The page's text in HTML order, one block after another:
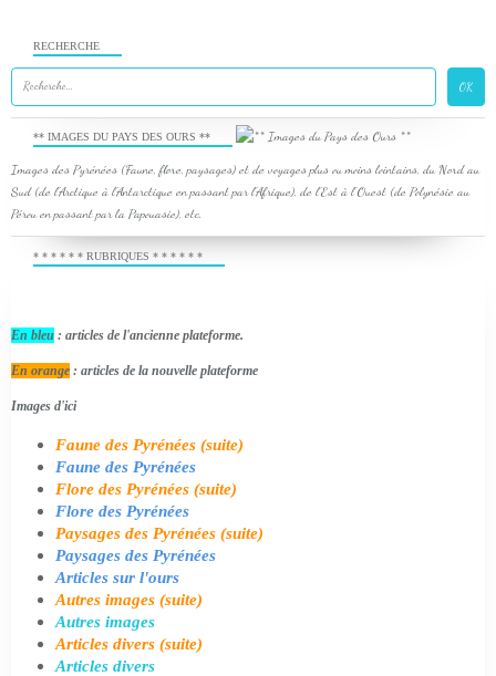
RECHERCHE
** IMAGES DU PAYS DES OURS **
Images des Pyrénées (Faune, flore, paysages) et de voyages plus ou moins lointains, du Nord au
Sud (de l'Arctique à l'Antarctique en passant par l'Afrique), de l'Est à l'Ouest (de Polynésie au
Pérou en passant par la Papouasie), etc.
* * * * * * RUBRIQUES * * * * * *
En bleu : articles de l'ancienne plateforme.
En orange : articles de la nouvelle plateforme
Images d'ici
Faune des Pyrénées (suite)
Faune des Pyrénées
Flore des Pyrénées (suite)
Flore des Pyrénées
Paysages des Pyrénées (suite)
Paysages des Pyrénées
Articles sur l'ours
Autres images (suite)
Autres images
Articles divers (suite)
Articles divers